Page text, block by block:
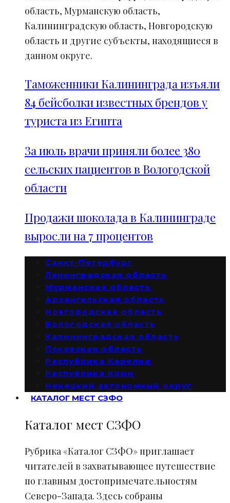
область, Мурманскую область,
Калининградскую область, Новгородскую
область и другие субъекты, находящиеся в
данном округе.
Таможенники Калининграда изъяли
84 бейсболки известных брендов у
туриста из Египта
За июль врачи приняли более 380
сельских пациентов в Вологодской
области
Продажи шоколада в Калининграде
выросли на 7 процентов
Санкт-Петербург
Ленинградская область
Мурманская область
Архангельская область
Новгородская область
Вологодская область
Калининградская область
Псковская область
Республика Карелия
Республика Коми
Ненецкий автономный округ
КАТАЛОГ МЕСТ СЗФО
Каталог мест СЗФО
Рубрика «Каталог СЗФО» приглашает
читателей в захватывающее путешествие
по главным достопримечательностям
Северо-Запада. Здесь собраны